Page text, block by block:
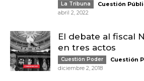
La Tribuna Cuestión
abril 2, 2022
El debate al fiscal
en tres actos
Cuestión Poder Cuestión
diciembre 2, 2018